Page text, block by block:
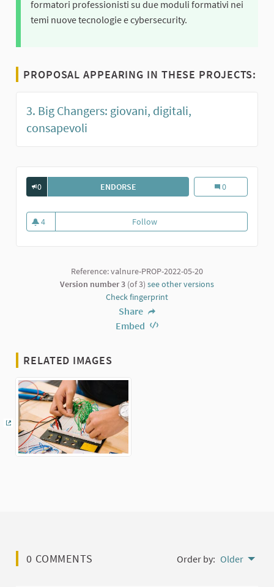
formatori professionisti su due moduli formativi nei
temi nuove tecnologie e cybersecurity.
PROPOSAL APPEARING IN THESE PROJECTS:
3. Big Changers: giovani, digitali,
consapevoli
0 ENDORSE BIG CHANGERS – UNIONE DIGITALE
Big Changers –
0
4
4 followers
FollowBig Changers – Unione Digitale
Reference: valnure-PROP-2022-05-20
Version number 3 (of 3) see other versions
Check fingerprint
Share
Embed
RELATED IMAGES
(External link)
0 COMMENTS Order by: Older